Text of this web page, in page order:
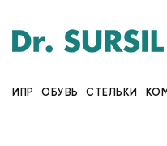
ИПР ОБУВЬ СТЕЛЬКИ